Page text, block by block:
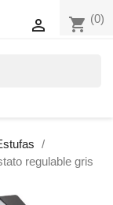
shopping_cart (0)

regulable gris